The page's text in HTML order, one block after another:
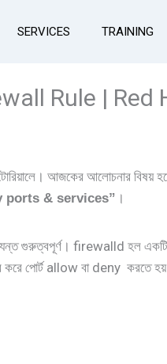
SERVICES TRAINING
Rule | Red
আজকের আলোচনার বিষয়
ports & services” ।
গুরুত্বপূর্ণ। firewalld হল একটি
পোর্ট allow বা deny করতে হয়